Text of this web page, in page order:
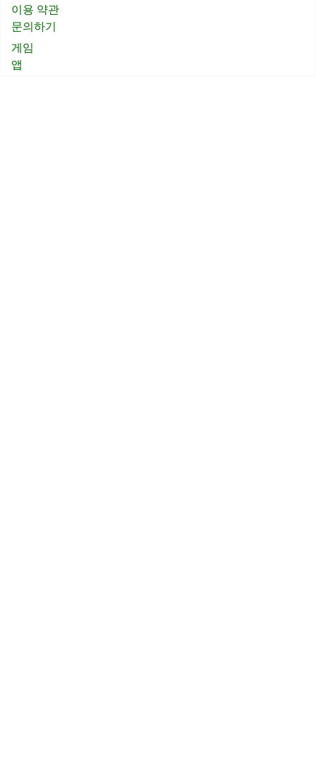
이용 약관
문의하기
게임
앱